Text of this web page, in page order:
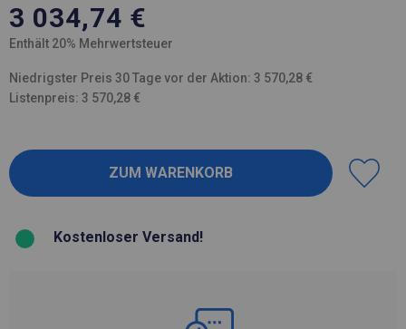
3 034,74 €
Enthält 20% Mehrwertsteuer
Niedrigster Preis 30 Tage vor der Aktion: 3 570,28 €
Listenpreis: 3 570,28 €
Kostenloser Versand!